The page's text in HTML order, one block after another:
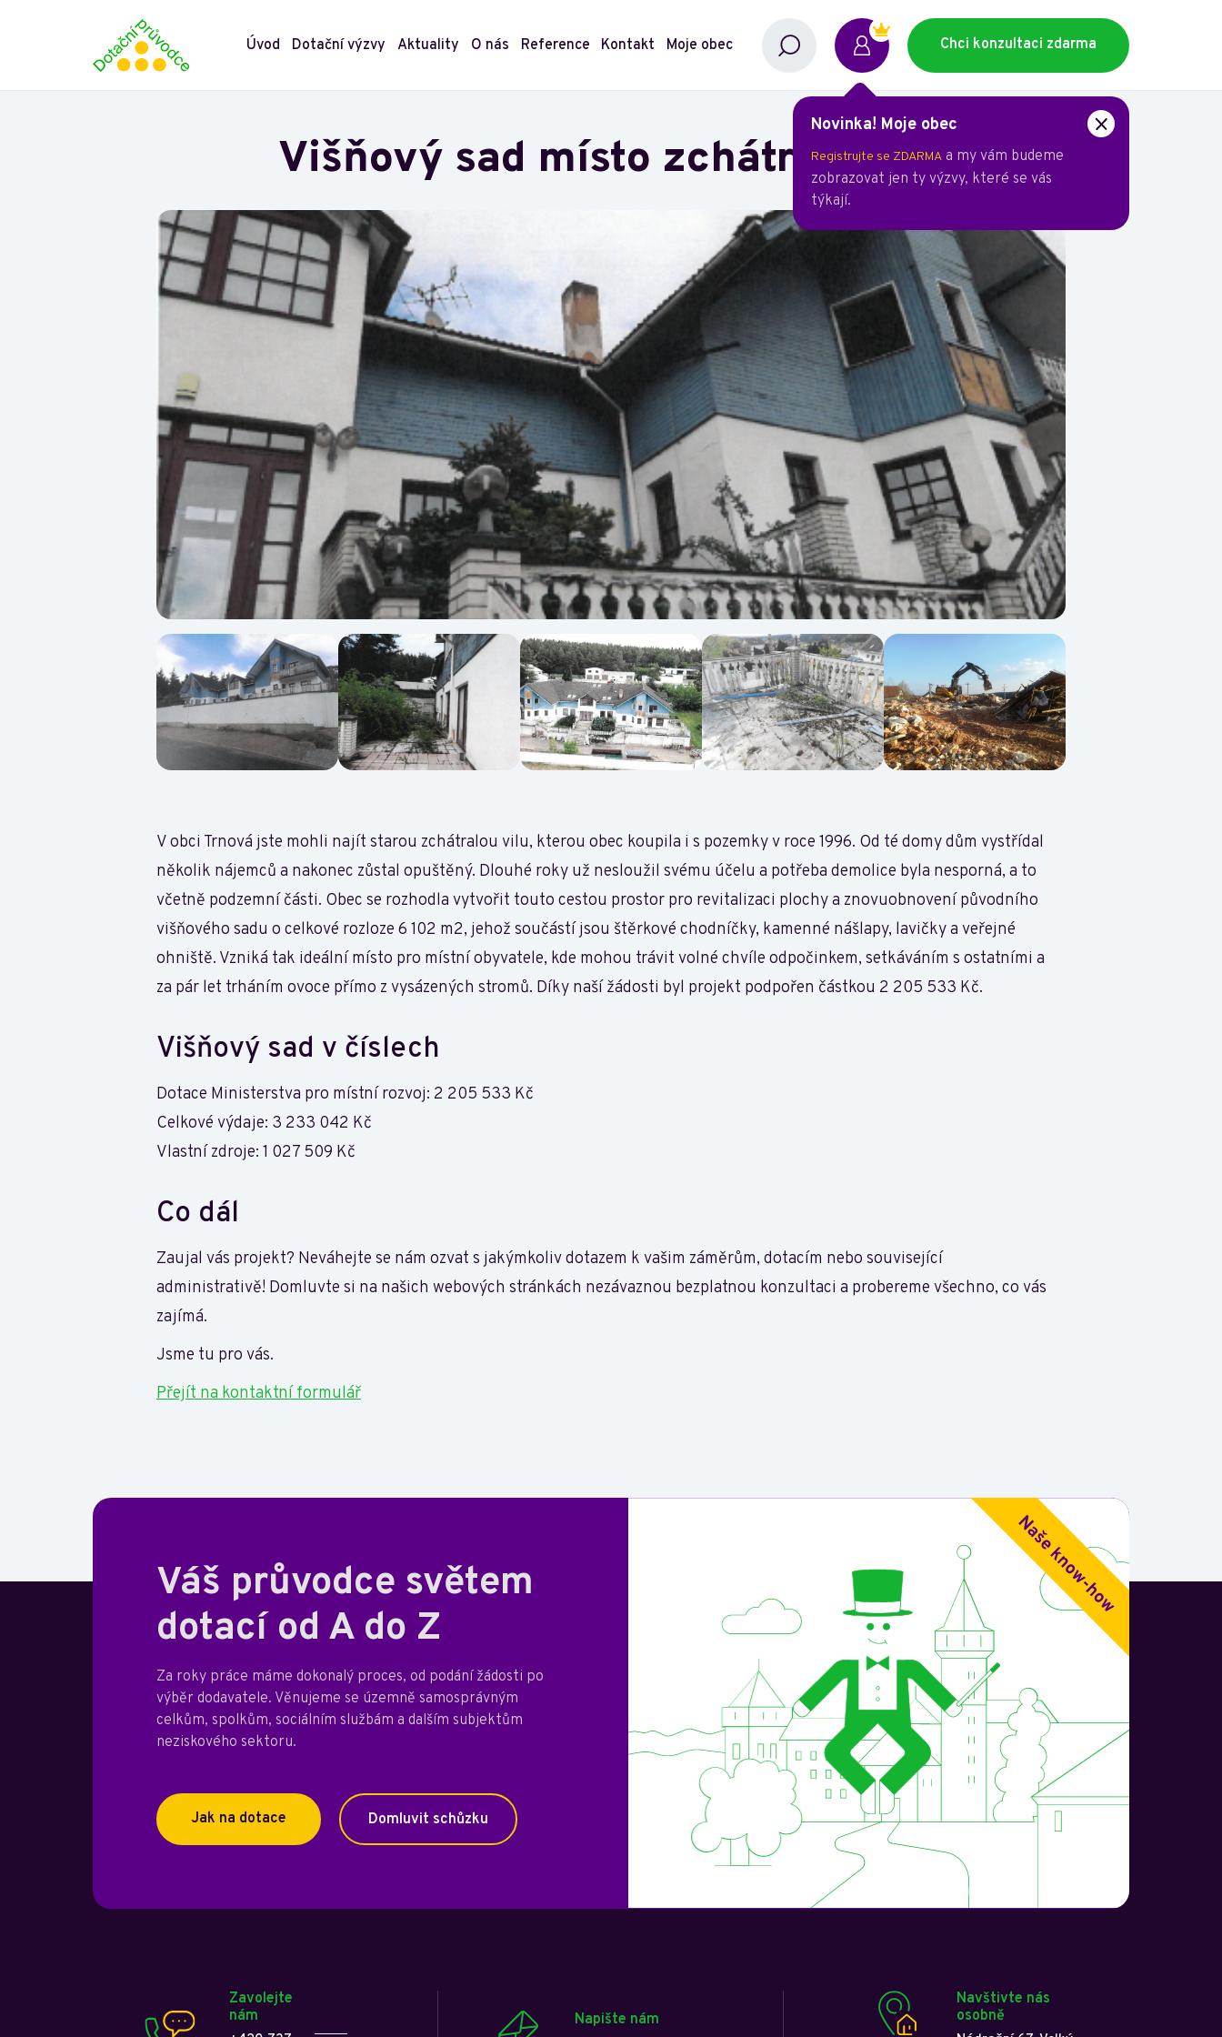
Úvod Dotační výzvy Aktuality O nás Reference Kontakt Moje obec Chci konzultaci zdarma
Novinka! Moje obec
Registrujte se ZDARMA a my vám budeme
zobrazovat jen ty výzvy, které se vás
týkají.
Višňový sad místo zchátralé vily
V obci Trnová jste mohli najít starou zchátralou vilu, kterou obec koupila i s pozemky v roce 1996. Od té domy dům vystřídal
několik nájemců a nakonec zůstal opuštěný. Dlouhé roky už nesloužil svému účelu a potřeba demolice byla nesporná, a to
včetně podzemní části. Obec se rozhodla vytvořit touto cestou prostor pro revitalizaci plochy a znovuobnovení původního
višňového sadu o celkové rozloze 6 102 m2, jehož součástí jsou štěrkové chodníčky, kamenné nášlapy, lavičky a veřejné
ohniště. Vzniká tak ideální místo pro místní obyvatele, kde mohou trávit volné chvíle odpočinkem, setkáváním s ostatními a
za pár let trháním ovoce přímo z vysázených stromů. Díky naší žádosti byl projekt podpořen částkou 2 205 533 Kč.
Višňový sad v číslech
Dotace Ministerstva pro místní rozvoj: 2 205 533 Kč
Celkové výdaje: 3 233 042 Kč
Vlastní zdroje: 1 027 509 Kč
Co dál
Zaujal vás projekt? Neváhejte se nám ozvat s jakýmkoliv dotazem k vašim záměrům, dotacím nebo související
administrativě! Domluvte si na našich webových stránkách nezávaznou bezplatnou konzultaci a probereme všechno, co vás
zajímá.
Jsme tu pro vás.
Přejít na kontaktní formulář
Váš průvodce světem
dotací od A do Z
Za roky práce máme dokonalý proces, od podání žádosti po
výběr dodavatele. Věnujeme se územně samosprávným
celkům, spolkům, sociálním službám a dalším subjektům
neziskového sektoru.
Jak na dotace Domluvit schůzku
Zavolejte
nám
Napište nám
Navštivte nás
osobně